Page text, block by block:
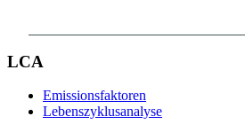
LCA
Emissionsfaktoren
Lebenszyklusanalyse